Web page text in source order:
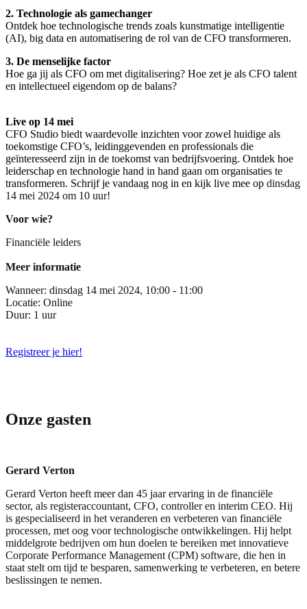
2. Technologie als gamechanger
Ontdek hoe technologische trends zoals kunstmatige intelligentie
(AI), big data en automatisering de rol van de CFO transformeren.
3. De menselijke factor
Hoe ga jij als CFO om met digitalisering? Hoe zet je als CFO talent
en intellectueel eigendom op de balans?
Live op 14 mei
CFO Studio biedt waardevolle inzichten voor zowel huidige als
toekomstige CFO’s, leidinggevenden en professionals die
geïnteresseerd zijn in de toekomst van bedrijfsvoering. Ontdek hoe
leiderschap en technologie hand in hand gaan om organisaties te
transformeren. Schrijf je vandaag nog in en kijk live mee op dinsdag
14 mei 2024 om 10 uur!
Voor wie?
Financiële leiders
Meer informatie
Wanneer: dinsdag 14 mei 2024, 10:00 - 11:00
Locatie: Online
Duur: 1 uur
Registreer je hier!
Onze gasten
Gerard Verton
Gerard Verton heeft meer dan 45 jaar ervaring in de financiële
sector, als registeraccountant, CFO, controller en interim CEO. Hij
is gespecialiseerd in het veranderen en verbeteren van financiële
processen, met oog voor technologische ontwikkelingen. Hij helpt
middelgrote bedrijven om hun doelen te bereiken met innovatieve
Corporate Performance Management (CPM) software, die hen in
staat stelt om tijd te besparen, samenwerking te verbeteren, en betere
beslissingen te nemen.